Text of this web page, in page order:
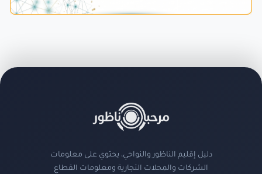
دليل إقليم الناظور والنواحي، يحتوي على معلومات
الشركات والمحلات التجارية ومعلومات القطاع